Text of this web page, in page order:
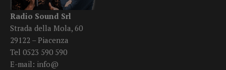
Radio Sound Srl
Strada della Mola, 60
29122 – Piacenza
Tel 0523 590 590
E-mail: info@